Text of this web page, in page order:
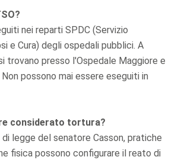
nei reparti SPDC (Servizio
e Cura) degli ospedali pubblici. A
trovano presso l'Ospedale Maggiore e
possono mai essere eseguiti in
considerato tortura?
legge del senatore Casson, pratiche
fisica possono configurare il reato di